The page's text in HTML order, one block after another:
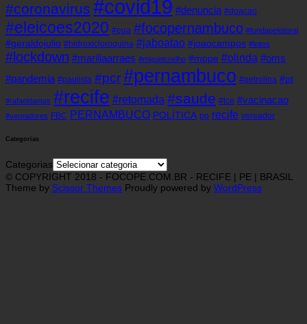
#coronavirus #covid19 #denuncia #doacao
#eleicoes2020 #eua #focopernambuco #fundaoeleitoral
#geraldojulio #hidroxicloroquina #jaboatao #joaocampos #leitos
#lockdown #mariliaarraes #miguelcoelho #mppe #olinda #oms
#pandemia #paulista #pcr#pernambuco #petrolina #pt
#rafaeldantas #recife #retomada #saude #tce #vacinacao
#vereadores FBC PERNAMBUCO POLÍTICA pp recife vereador
Categorias
Categorias
© COPYRIGHT 2018 - FOCOPE.COM.BR - RECIFE | PE | BRASIL
Theme by Scissor Themes Proudly powered by WordPress